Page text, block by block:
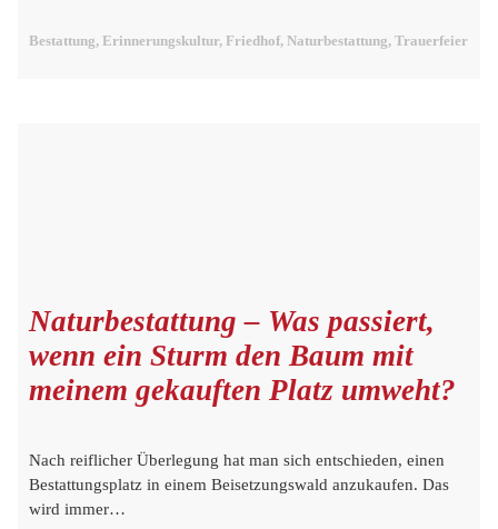
Bestattung, Erinnerungskultur, Friedhof, Naturbestattung, Trauerfeier
Naturbestattung – Was passiert,
wenn ein Sturm den Baum mit
meinem gekauften Platz umweht?
Nach reiflicher Überlegung hat man sich entschieden, einen
Bestattungsplatz in einem Beisetzungswald anzukaufen. Das
wird immer…